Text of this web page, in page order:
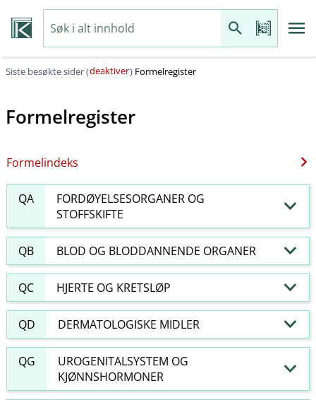
Siste besøkte sider (deaktiver) Formelregister
Formelregister
Formelindeks
QA
FORDØYELSESORGANER OG
STOFFSKIFTE
QB BLOD OG BLODDANNENDE ORGANER
QC HJERTE OG KRETSLØP
QD DERMATOLOGISKE MIDLER
QG
UROGENITALSYSTEM OG
KJØNNSHORMONER